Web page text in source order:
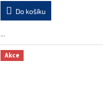
Do košíku
...
Akce